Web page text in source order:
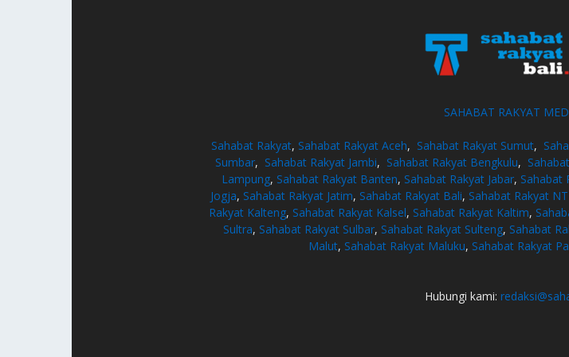
SAHABAT RAKYAT
Sahabat Rakyat, Sahabat Rakyat Aceh, Sahabat Rakyat Sumut,
Sumbar, Sahabat Rakyat Jambi, Sahabat Rakyat Bengkulu,
Lampung, Sahabat Rakyat Banten, Sahabat Rakyat Jabar, Sahabat
Jogja, Sahabat Rakyat Jatim, Sahabat Rakyat Bali, Sahabat Rakyat
Rakyat Kalteng, Sahabat Rakyat Kalsel, Sahabat Rakyat Kaltim,
Sultra, Sahabat Rakyat Sulbar, Sahabat Rakyat Sulteng, Sahabat
Malut, Sahabat Rakyat Maluku, Sahabat Rakyat
Hubungi kami: